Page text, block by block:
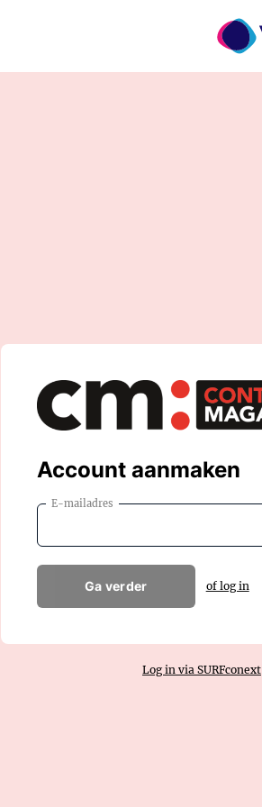
Account aanmaken
E-mailadres
Ga verder of log in
Log in via SURFconext